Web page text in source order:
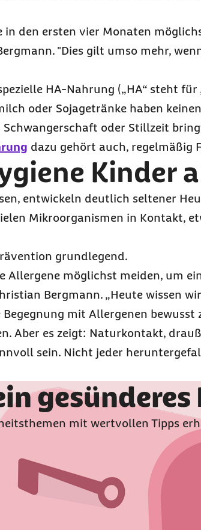
in den ersten vier Monaten
"Dies gilt umso mehr,
HA-Nahrung („HA“ steht für
oder Sojagetränke haben
oder Stillzeit
dazu gehört auch, regelmäßig
Kinder
entwickeln deutlich seltener
Mikroorganismen in Kontakt,
grundlegend.
Allergene möglichst meiden, um
Bergmann. „Heute wissen
mit Allergenen bewusst
Aber es zeigt: Naturkontakt,
sein. Nicht jeder
gesünderes
mit wertvollen Tipps